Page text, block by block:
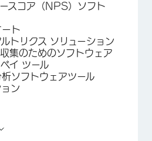
スコア（NPS）ソフト
ト
トリクス ソリューション
集のためのソフトウェア
イ ツール
ソフトウェアツール
ン